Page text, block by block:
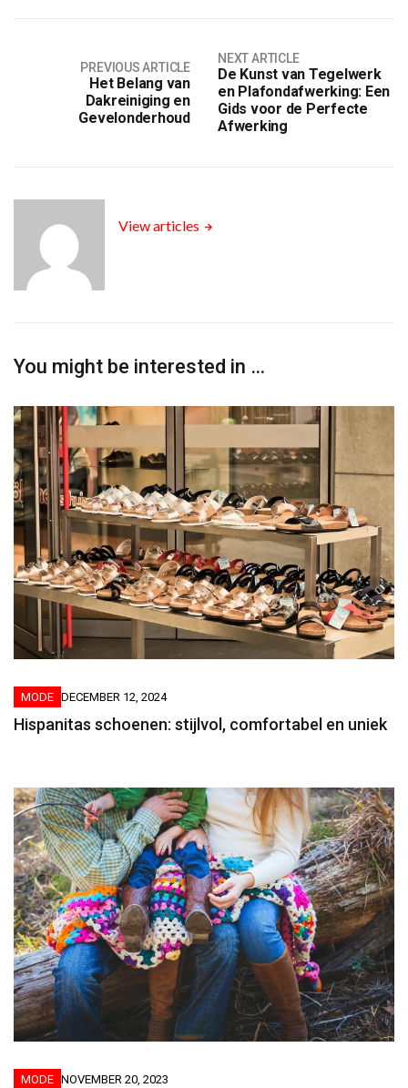
PREVIOUS ARTICLE
Het Belang van
Dakreiniging en
Gevelonderhoud
NEXT ARTICLE
De Kunst van Tegelwerk
en Plafondafwerking: Een
Gids voor de Perfecte
Afwerking
View articles
You might be interested in …
MODE DECEMBER 12, 2024
Hispanitas schoenen: stijlvol, comfortabel en uniek
MODE NOVEMBER 20, 2023